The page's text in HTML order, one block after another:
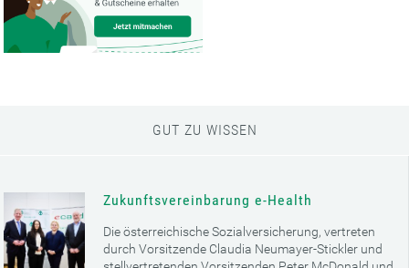
GUT ZU WISSEN
Zukunftsvereinbarung e-Health
Die österreichische Sozialversicherung, vertreten
durch Vorsitzende Claudia Neumayer-Stickler und